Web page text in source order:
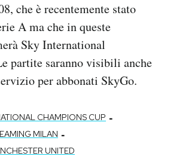
che è recentemente stato
A ma che in queste
Sky International
partite saranno visibili anche
per abbonati SkyGo.
CHAMPIONS CUP -
MILAN -
UNITED